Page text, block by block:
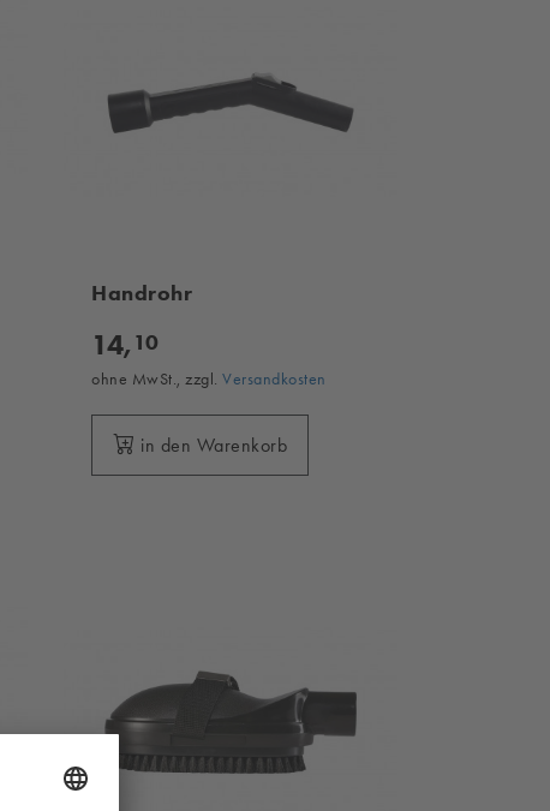
Handrohr
14, 10
ohne MwSt., zzgl.Versandkosten
in den Warenkorb